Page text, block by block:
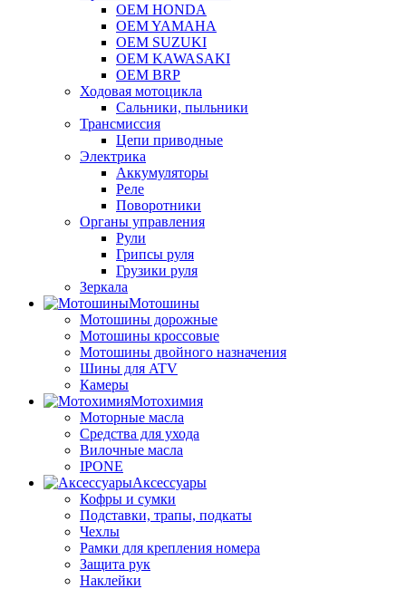
OEM HONDA
OEM YAMAHA
OEM SUZUKI
OEM KAWASAKI
OEM BRP
Ходовая мотоцикла
Сальники, пыльники
Трансмиссия
Цепи приводные
Электрика
Аккумуляторы
Реле
Поворотники
Органы управления
Рули
Грипсы руля
Грузики руля
Зеркала
Мотошины
Мотошины дорожные
Мотошины кроссовые
Мотошины двойного назначения
Шины для ATV
Камеры
Мотохимия
Моторные масла
Средства для ухода
Вилочные масла
IPONE
Аксессуары
Кофры и сумки
Подставки, трапы, подкаты
Чехлы
Рамки для крепления номера
Защита рук
Наклейки